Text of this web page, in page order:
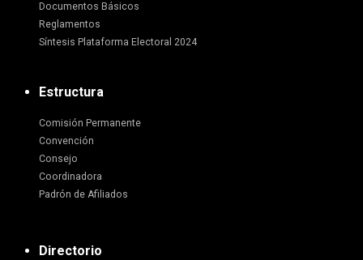
Documentos Básicos
Reglamentos
Síntesis Plataforma Electoral 2024
Estructura
Comisión Permanente
Convención
Consejo
Coordinadora
Padrón de Afiliados
Directorio